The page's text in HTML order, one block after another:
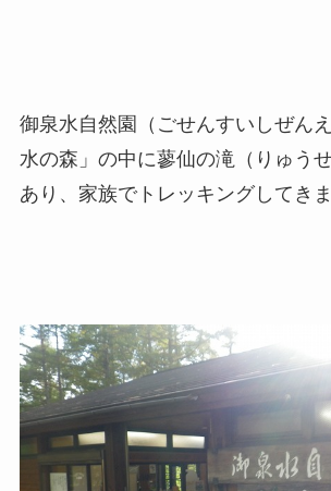
御泉水自然園（ごせんすいしぜん
水の森」の中に蓼仙の滝（りゅう
あり、家族でトレッキングしてき